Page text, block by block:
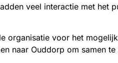
veel interactie met het
organisatie voor het
naar Ouddorp om samen